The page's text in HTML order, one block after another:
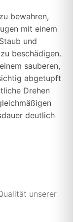
bewahren,
mit einem
und
beschädigen.
sauberen,
abgetupft
Drehen
deutlich
unserer